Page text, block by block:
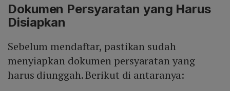
Dokumen Persyaratan yang Harus
Disiapkan
Sebelum mendaftar, pastikan sudah
menyiapkan dokumen persyaratan yang
harus diunggah. Berikut di antaranya: